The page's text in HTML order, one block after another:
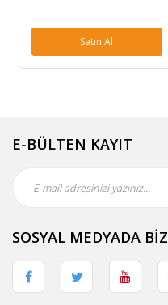
Satın Al
E-BÜLTEN KAYIT
SOSYAL MEDYADA BİZ